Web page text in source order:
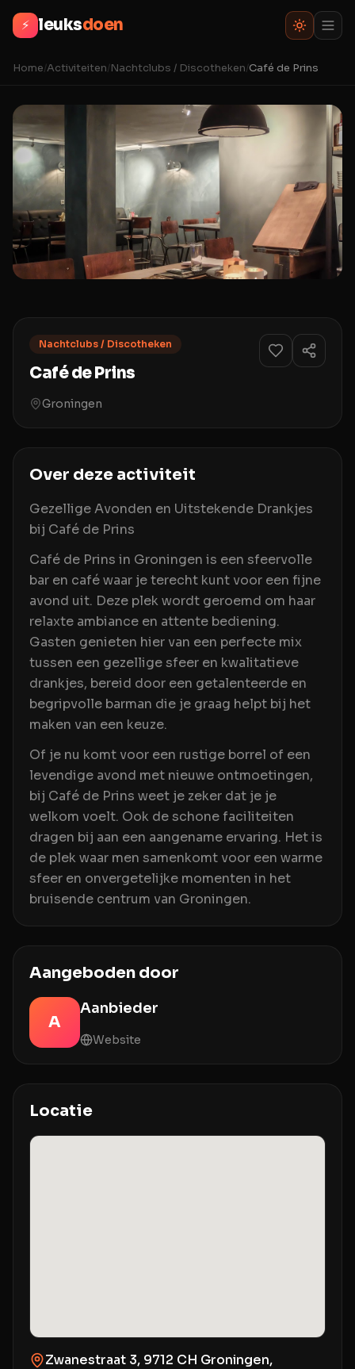
⚡ leuksdoen
Home/Activiteiten/Nachtclubs / Discotheken/Café de Prins
Nachtclubs / Discotheken
Café de Prins
Groningen
Over deze activiteit
Gezellige Avonden en Uitstekende Drankjes
bij Café de Prins
Café de Prins in Groningen is een sfeervolle
bar en café waar je terecht kunt voor een fijne
avond uit. Deze plek wordt geroemd om haar
relaxte ambiance en attente bediening.
Gasten genieten hier van een perfecte mix
tussen een gezellige sfeer en kwalitatieve
drankjes, bereid door een getalenteerde en
begripvolle barman die je graag helpt bij het
maken van een keuze.
Of je nu komt voor een rustige borrel of een
levendige avond met nieuwe ontmoetingen,
bij Café de Prins weet je zeker dat je je
welkom voelt. Ook de schone faciliteiten
dragen bij aan een aangename ervaring. Het is
de plek waar men samenkomt voor een warme
sfeer en onvergetelijke momenten in het
bruisende centrum van Groningen.
Aangeboden door
A
Aanbieder
Website
Locatie
Zwanestraat 3, 9712 CH Groningen,